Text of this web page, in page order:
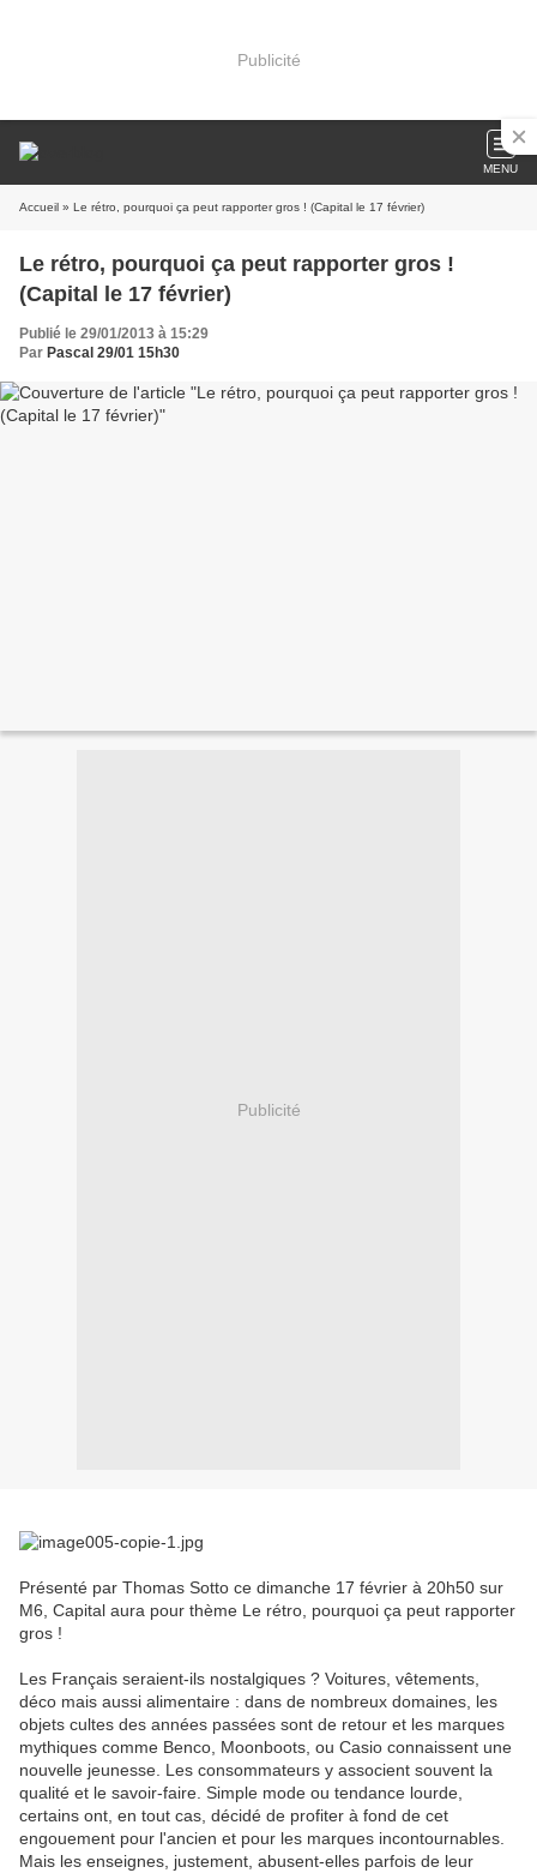
Publicité
MENU
Accueil » Le rétro, pourquoi ça peut rapporter gros ! (Capital le 17 février)
Le rétro, pourquoi ça peut rapporter gros !
(Capital le 17 février)
Publié le 29/01/2013 à 15:29
Par Pascal 29/01 15h30
Publicité
Présenté par Thomas Sotto ce dimanche 17 février à 20h50 sur
M6, Capital aura pour thème Le rétro, pourquoi ça peut rapporter
gros !
Les Français seraient-ils nostalgiques ? Voitures, vêtements,
déco mais aussi alimentaire : dans de nombreux domaines, les
objets cultes des années passées sont de retour et les marques
mythiques comme Benco, Moonboots, ou Casio connaissent une
nouvelle jeunesse. Les consommateurs y associent souvent la
qualité et le savoir-faire. Simple mode ou tendance lourde,
certains ont, en tout cas, décidé de profiter à fond de cet
engouement pour l'ancien et pour les marques incontournables.
Mais les enseignes, justement, abusent-elles parfois de leur